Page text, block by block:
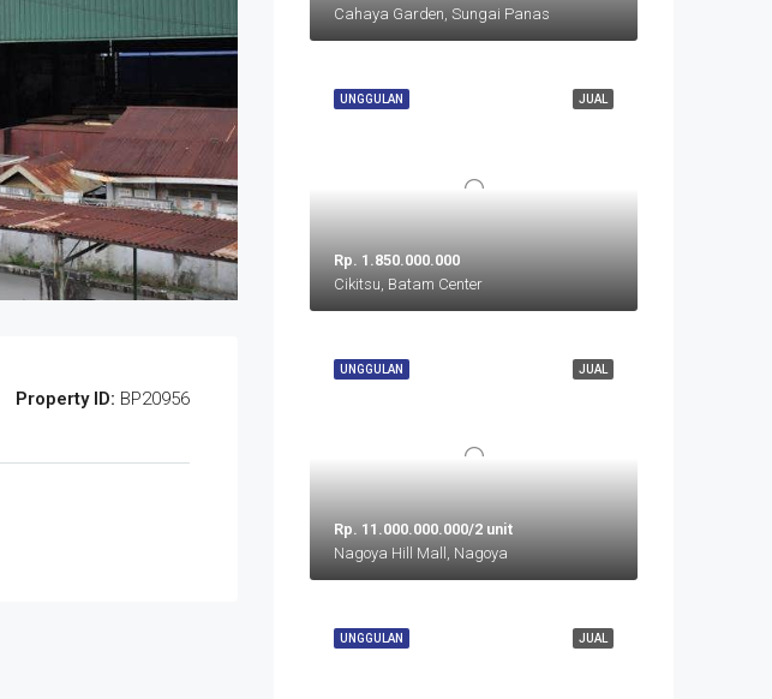
Property ID: BP20956
Cahaya Garden, Sungai Panas
JUAL
UNGGULAN
Rp. 1.850.000.000
Cikitsu, Batam Center
JUAL
UNGGULAN
Rp. 11.000.000.000/2 unit
Nagoya Hill Mall, Nagoya
JUAL
UNGGULAN